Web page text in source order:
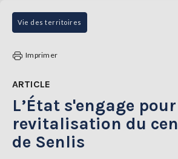
THÉMATIQUES
RÉGIONS
TENDANCES
SERVICES
LA
Vie des territoires
Imprimer
ARTICLE
L’État s'engage
revitalisation du
de Senlis